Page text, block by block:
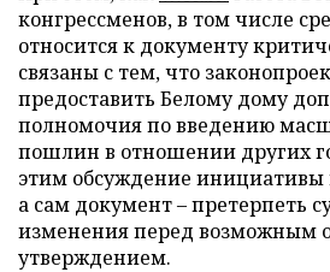
конгрессменов, в том числе
относится к документу
связаны с тем, что
предоставить Белому дому
полномочия по введению
пошлин в отношении других
этим обсуждение инициативы
а сам документ – претерпеть
изменения перед возможным
утверждением.